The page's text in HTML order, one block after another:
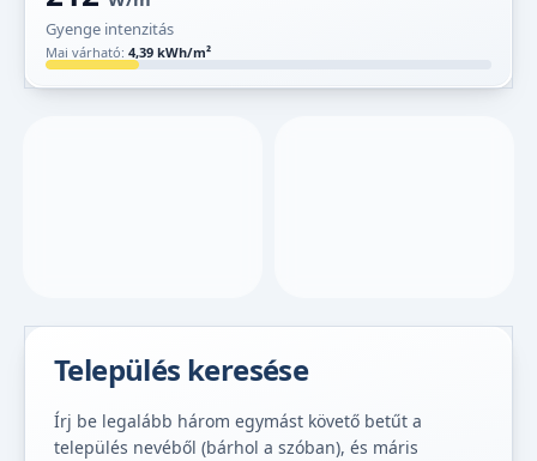
Gyenge intenzitás
Mai várható: 4,39 kWh/m²
Település keresése
Írj be legalább három egymást követő betűt a
település nevéből (bárhol a szóban), és máris